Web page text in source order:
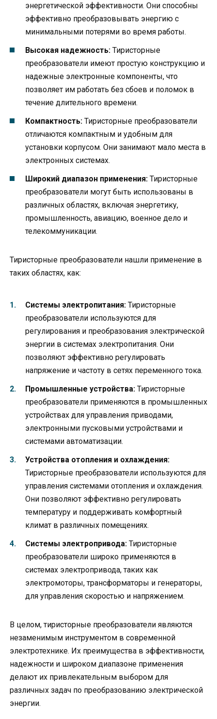
энергетической эффективности. Они способны
эффективно преобразовывать энергию с
минимальными потерями во время работы.
Высокая надежность: Тиристорные
преобразователи имеют простую конструкцию и
надежные электронные компоненты, что
позволяет им работать без сбоев и поломок в
течение длительного времени.
Компактность: Тиристорные преобразователи
отличаются компактным и удобным для
установки корпусом. Они занимают мало места в
электронных системах.
Широкий диапазон применения: Тиристорные
преобразователи могут быть использованы в
различных областях, включая энергетику,
промышленность, авиацию, военное дело и
телекоммуникации.
Тиристорные преобразователи нашли применение в
таких областях, как:
Системы электропитания: Тиристорные
преобразователи используются для
регулирования и преобразования электрической
энергии в системах электропитания. Они
позволяют эффективно регулировать
напряжение и частоту в сетях переменного тока.
Промышленные устройства: Тиристорные
преобразователи применяются в промышленных
устройствах для управления приводами,
электронными пусковыми устройствами и
системами автоматизации.
Устройства отопления и охлаждения:
Тиристорные преобразователи используются для
управления системами отопления и охлаждения.
Они позволяют эффективно регулировать
температуру и поддерживать комфортный
климат в различных помещениях.
Системы электропривода: Тиристорные
преобразователи широко применяются в
системах электропривода, таких как
электромоторы, трансформаторы и генераторы,
для управления скоростью и напряжением.
В целом, тиристорные преобразователи являются
незаменимым инструментом в современной
электротехнике. Их преимущества в эффективности,
надежности и широком диапазоне применения
делают их привлекательным выбором для
различных задач по преобразованию электрической
энергии.